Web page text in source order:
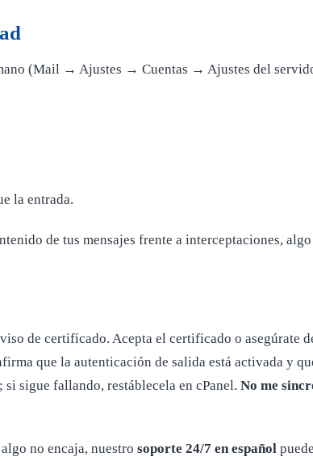
(Mail → Ajustes → Cuentas → Ajustes del
la entrada.
de tus mensajes frente a interceptaciones,
de certificado. Acepta el certificado o
que la autenticación de salida está activada y
sigue fallando, restáblecela en cPanel. No me
no encaja, nuestro soporte 24/7 en español